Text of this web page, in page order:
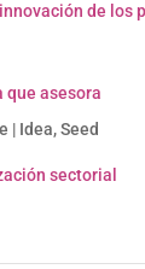
de los
que asesora
| Idea, Seed
sectorial